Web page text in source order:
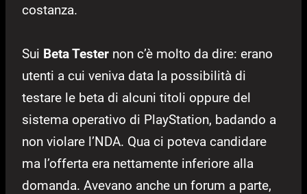
costanza.
Sui Beta Tester non c’è molto da dire: erano
utenti a cui veniva data la possibilità di
testare le beta di alcuni titoli oppure del
sistema operativo di PlayStation, badando a
non violare l’NDA. Qua ci poteva candidare
ma l’offerta era nettamente inferiore alla
domanda. Avevano anche un forum a parte,